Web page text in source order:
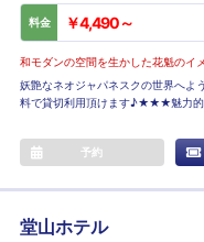
料金 ￥4,490～
和モダンの空間を生かした花魁のイ
妖艶なネオジャパネスクの世界へよ
料で貸切利用頂けます♪★★★魅力
予約
堂山ホテル